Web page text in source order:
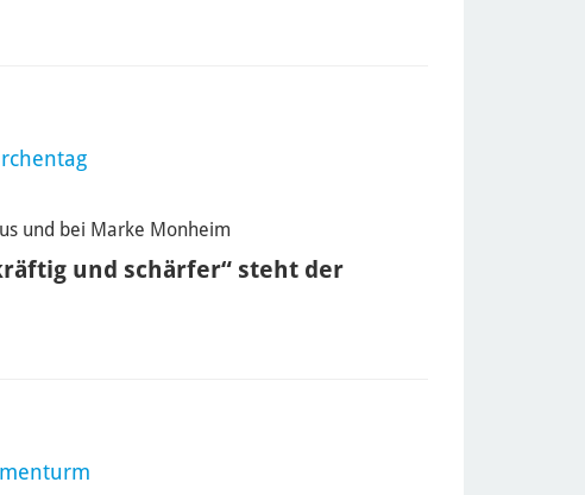
und bei Marke Monheim
und schärfer“ steht der